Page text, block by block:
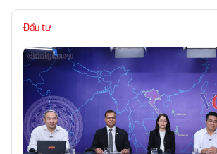
Đầu tư